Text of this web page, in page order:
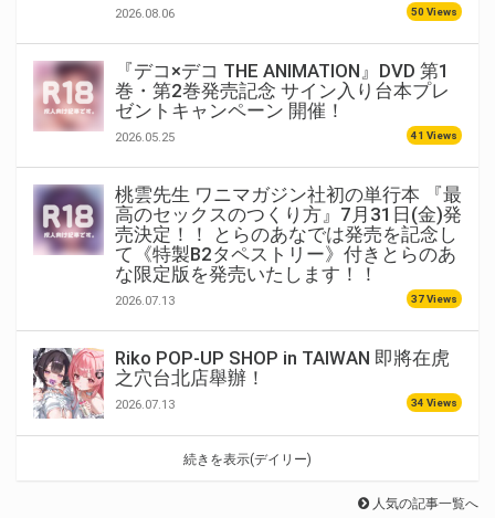
2026.08.06 50 Views
『デコ×デコ THE ANIMATION』DVD 第1
巻・第2巻発売記念 サイン入り台本プレ
ゼントキャンペーン 開催！
2026.05.25 41 Views
桃雲先生 ワニマガジン社初の単行本 『最
高のセックスのつくり方』7月31日(金)発
売決定！！ とらのあなでは発売を記念し
て《特製B2タペストリー》付きとらのあ
な限定版を発売いたします！！
2026.07.13 37 Views
Riko POP-UP SHOP in TAIWAN 即將在虎
之穴台北店舉辦！
2026.07.13 34 Views
続きを表示(デイリー)
人気の記事一覧へ